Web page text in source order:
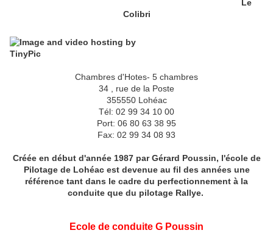
Le
Colibri
Chambres d'Hotes- 5 chambres
34 , rue de la Poste
355550 Lohéac
Tél: 02 99 34 10 00
Port: 06 80 63 38 95
Fax: 02 99 34 08 93
Créée en début d'année 1987 par Gérard Poussin, l'école de
Pilotage de Lohéac est devenue au fil des années une
référence tant dans le cadre du perfectionnement à la
conduite que du pilotage Rallye.
Ecole de conduite G Poussin